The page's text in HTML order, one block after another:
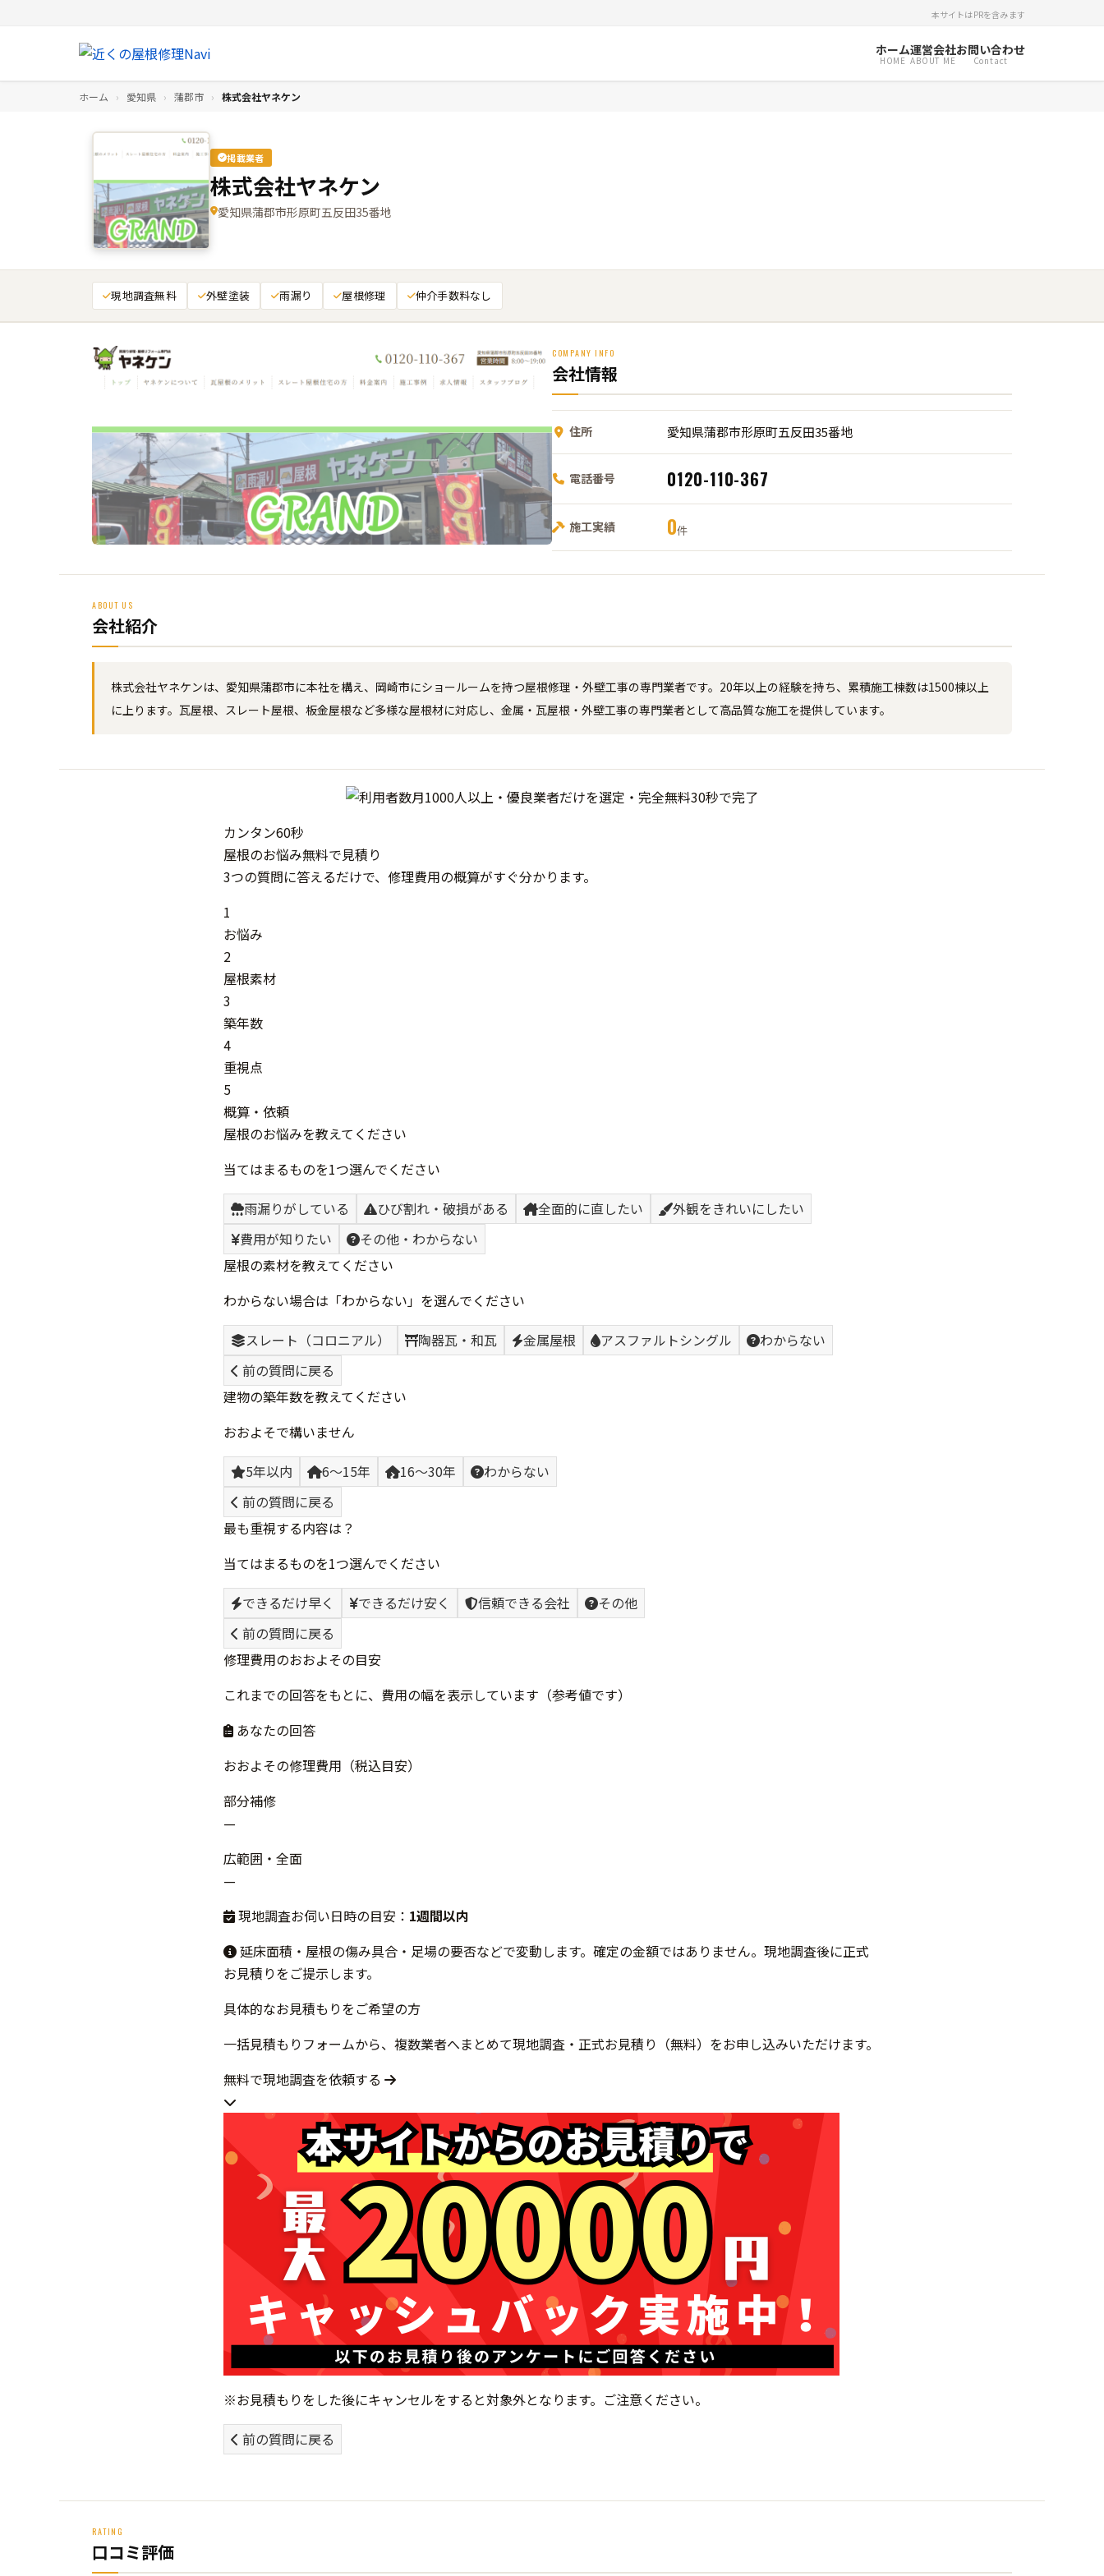
本サイトはPRを含みます
ホーム
HOME
運営会社
ABOUT ME
お問い合わせ
Contact
ホーム › 愛知県 › 蒲郡市 › 株式会社ヤネケン
掲載業者
株式会社ヤネケン
愛知県蒲郡市形原町五反田35番地
現地調査無料 外壁塗装 雨漏り 屋根修理 仲介手数料なし
COMPANY INFO
会社情報
住所 愛知県蒲郡市形原町五反田35番地
電話番号 0120-110-367
施工実績 0件
ABOUT US
会社紹介
株式会社ヤネケンは、愛知県蒲郡市に本社を構え、岡崎市にショールームを持つ屋根修理・外壁工事の専門業者です。20年以上の経験を持ち、累積施工棟数は1500棟以上
に上ります。瓦屋根、スレート屋根、板金屋根など多様な屋根材に対応し、金属・瓦屋根・外壁工事の専門業者として高品質な施工を提供しています。
カンタン60秒
屋根のお悩み無料で見積り
3つの質問に答えるだけで、修理費用の概算がすぐ分かります。
1
お悩み
2
屋根素材
3
築年数
4
重視点
5
概算・依頼
屋根のお悩みを教えてください
当てはまるものを1つ選んでください
雨漏りがしている
ひび割れ・破損がある 全面的に直したい
外観をきれいにしたい
費用が知りたい
その他・わからない
屋根の素材を教えてください
わからない場合は「わからない」を選んでください
スレート（コロニアル）
陶器瓦・和瓦 金属屋根 アスファルトシングル
わからない
前の質問に戻る
建物の築年数を教えてください
おおよそで構いません
5年以内
6〜15年 16〜30年
わからない
前の質問に戻る
最も重視する内容は？
当てはまるものを1つ選んでください
できるだけ早く
できるだけ安く 信頼できる会社
その他
前の質問に戻る
修理費用のおおよその目安
これまでの回答をもとに、費用の幅を表示しています（参考値です）
あなたの回答
おおよその修理費用（税込目安）
部分補修
—
広範囲・全面
—
現地調査お伺い日時の目安： 1週間以内
延床面積・屋根の傷み具合・足場の要否などで変動します。確定の金額ではありません。現地調査後に正式
お見積りをご提示します。
具体的なお見積もりをご希望の方
一括見積もりフォームから、複数業者へまとめて現地調査・正式お見積り（無料）をお申し込みいただけます。
無料で現地調査を依頼する
※お見積もりをした後にキャンセルをすると対象外となります。ご注意ください。
前の質問に戻る
RATING
口コミ評価